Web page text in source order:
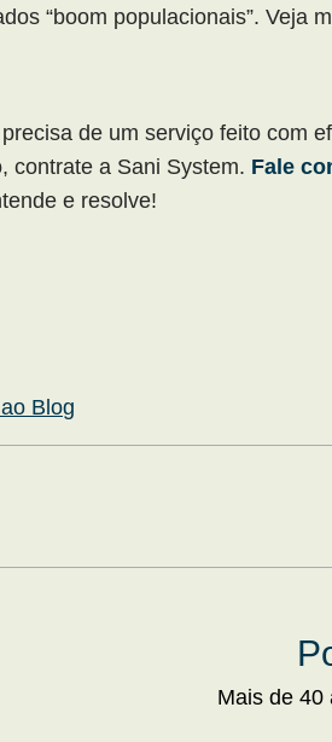
“boom populacionais”. Veja
de um serviço feito com
contratea Sani System. Fale
e resolve!
Blog
Mais de 40